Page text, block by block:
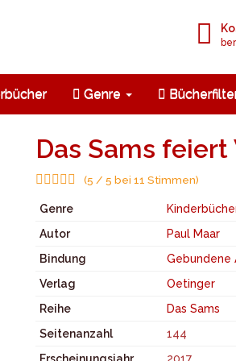
Genre
Das Sams
(5 / 5 bei 11 Stimmen)
Genre
Autor
Paul Maar
Bindung
Gebundene
Verlag
Oetinger
Reihe
Das Sams
Seitenanzahl
144